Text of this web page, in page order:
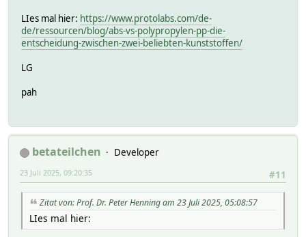
LIes mal hier: https://www.protolabs.com/de-
de/ressourcen/blog/abs-vs-polypropylen-pp-die-
entscheidung-zwischen-zwei-beliebten-kunststoffen/
LG
pah
betateilchen
Developer
#11
23 Juli 2025, 09:20:35
Zitat von: Prof. Dr. Peter Henning am 23 Juli 2025, 05:08:57
LIes mal hier: